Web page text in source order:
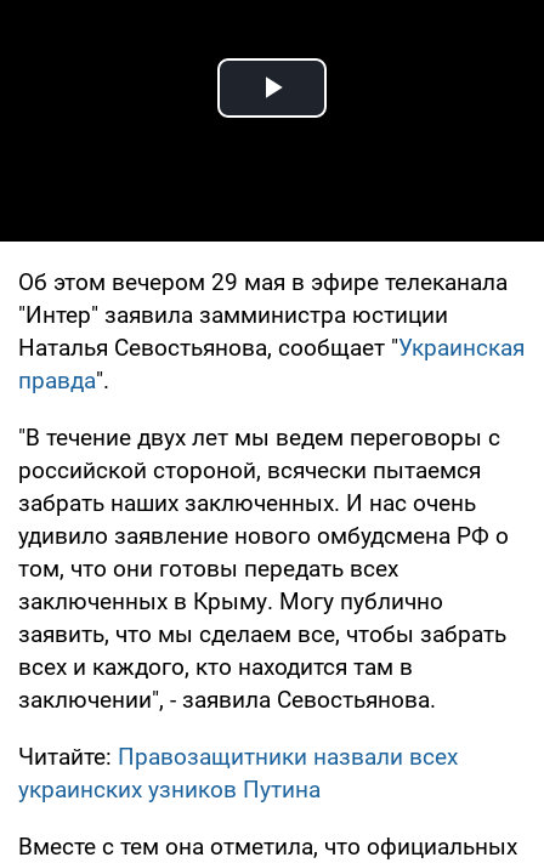
Play Video
Об этом вечером 29 мая в эфире телеканала
"Интер" заявила замминистра юстиции
Наталья Севостьянова, сообщает "Украинская
правда".
"В течение двух лет мы ведем переговоры с
российской стороной, всячески пытаемся
забрать наших заключенных. И нас очень
удивило заявление нового омбудсмена РФ о
том, что они готовы передать всех
заключенных в Крыму. Могу публично
заявить, что мы сделаем все, чтобы забрать
всех и каждого, кто находится там в
заключении", - заявила Севостьянова.
Читайте: Правозащитники назвали всех
украинских узников Путина
Вместе с тем она отметила, что официальных